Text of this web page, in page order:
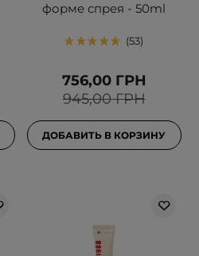
форме спрея - 50ml
53
945,00 ГРН
756,00 ГРН
ДОБАВИТЬ В КОРЗИНУ